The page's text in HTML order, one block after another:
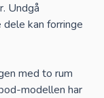
Undgå
kan forringe
med to rum
modellen har